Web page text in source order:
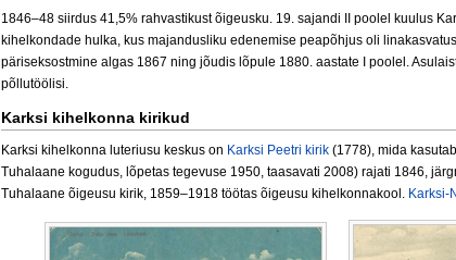
1846–48 siirdus 41,5% rahvastikust õigeusku. 19. sajandi II poolel kuulus
kihelkondade hulka, kus majandusliku edenemise peapõhjus oli
päriseksostmine algas 1867 ning jõudis lõpule 1880. aastate I poolel.
põllutöölisi.
Karksi kihelkonna kirikud
Karksi kihelkonna luteriusu keskus on Karksi Peetri kirik (1778), mida kasutab
Tuhalaane kogudus, lõpetas tegevuse 1950, taasavati 2008) rajati 1846,
Tuhalaane õigeusu kirik, 1859–1918 töötas õigeusu kihelkonnakool. Karksi-